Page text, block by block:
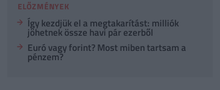
ELŐZMÉNYEK
Így kezdjük el a megtakarítást: milliók
jöhetnek össze havi pár ezerből
Euró vagy forint? Most miben tartsam a
pénzem?